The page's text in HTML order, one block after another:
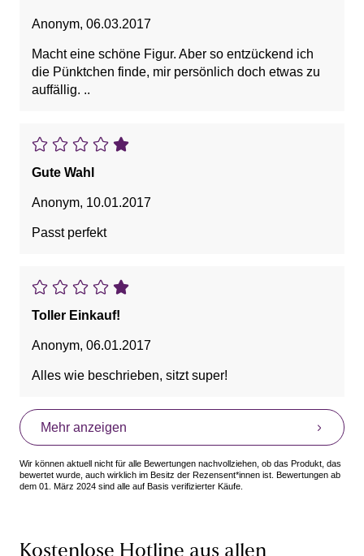
Anonym, 06.03.2017
Macht eine schöne Figur. Aber so entzückend ich
die Pünktchen finde, mir persönlich doch etwas zu
auffällig. ..
Gute Wahl
Anonym, 10.01.2017
Passt perfekt
Toller Einkauf!
Anonym, 06.01.2017
Alles wie beschrieben, sitzt super!
Mehr anzeigen
Wir können aktuell nicht für alle Bewertungen nachvollziehen, ob das Produkt, das
bewertet wurde, auch wirklich im Besitz der Rezensent*innen ist. Bewertungen ab
dem 01. März 2024 sind alle auf Basis verifizierter Käufe.
Kostenlose Hotline aus allen